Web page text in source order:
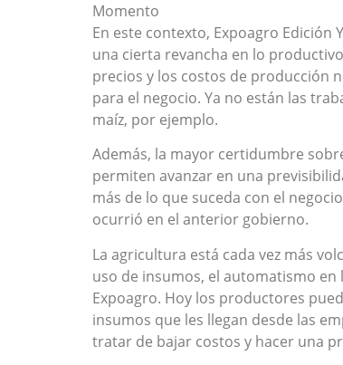
Momento
En este contexto, Expoagro Edición
una cierta revancha en lo
precios y los costos de producción
para el negocio. Ya no están las
maíz, por ejemplo.
Además, la mayor certidumbre
permiten avanzar en una
más de lo que suceda con el
ocurrió en el anterior gobierno.
La agricultura está cada vez más
uso de insumos, el automatismo
Expoagro. Hoy los productores
insumos que les llegan desde las
tratar de bajar costos y hacer una